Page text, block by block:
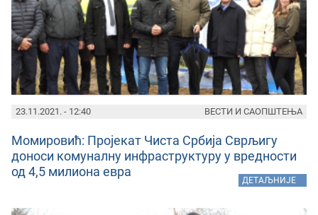
23.11.2021. - 12:40
Момировић: Пројекат Чиста Србија Сврљигу
доноси комуналну инфраструктуру у вредности
од 4,5 милиона евра
ДЕТАЉНИЈЕ
ВЕСТИ И САОПШТЕЊА